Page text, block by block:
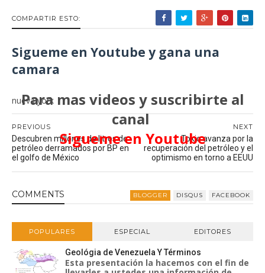
COMPARTIR ESTO:
Sigueme en Youtube y gana una
camara
Para mas videos y suscribirte al
canal
Sigueme en Youtube
nueva york
NEXT
Tokio avanza por la
recuperación del petróleo y el
optimismo en torno a EEUU
PREVIOUS
Descubren millones de litros de
petróleo derramados por BP en
el golfo de México
COMMENTS BLOGGER DISQUS FACEBOOK
POPULARES ESPECIAL EDITORES
Geológia de Venezuela Y Términos
Esta presentación la hacemos con el fin de